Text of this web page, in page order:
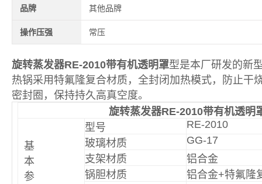
品牌 其他品牌
操作压强 常压
旋转蒸发器RE-2010带有机透明罩型是本厂研发的新
热锅采用特氟隆复合材质，全封闭加热模式，防止
密封圈，保持持久高真空度。
旋转蒸发器RE-2010带有机透明
基
本
参
型号
RE-2010
玻璃材质
GG-17
支架材质
铝合金
锅胆材质
铝合金+特氟隆